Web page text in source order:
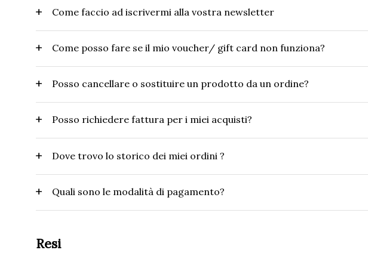
Come faccio ad iscrivermi alla vostra newsletter
Come posso fare se il mio voucher/ gift card non funziona?
Posso cancellare o sostituire un prodotto da un ordine?
Posso richiedere fattura per i miei acquisti?
Dove trovo lo storico dei miei ordini ?
Quali sono le modalità di pagamento?
Resi